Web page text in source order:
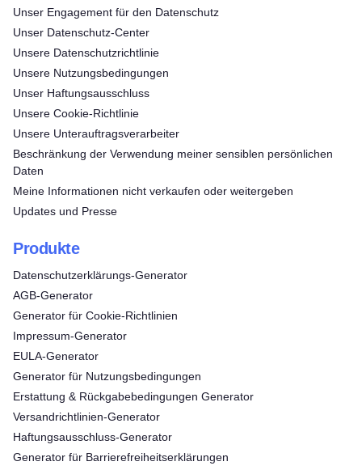
Unser Engagement für den Datenschutz
Unser Datenschutz-Center
Unsere Datenschutzrichtlinie
Unsere Nutzungsbedingungen
Unser Haftungsausschluss
Unsere Cookie-Richtlinie
Unsere Unterauftragsverarbeiter
Beschränkung der Verwendung meiner sensiblen persönlichen
Daten
Meine Informationen nicht verkaufen oder weitergeben
Updates und Presse
Produkte
Datenschutzerklärungs-Generator
AGB-Generator
Generator für Cookie-Richtlinien
Impressum-Generator
EULA-Generator
Generator für Nutzungsbedingungen
Erstattung & Rückgabebedingungen Generator
Versandrichtlinien-Generator
Haftungsausschluss-Generator
Generator für Barrierefreiheitserklärungen